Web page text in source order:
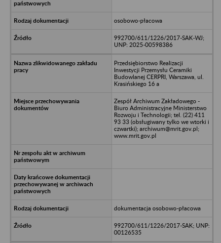
osobowo-płacowa
992700/611/1226/2017-SAK-WJ;
UNP: 2025-00598386
Przedsiębiorstwo Realizacji
Inwestycji Przemysłu Ceramiki
Budowlanej CERPRI, Warszawa, ul.
Krasińskiego 16 a
Zespół Archiwum Zakładowego -
Biuro Administracyjne Ministerstwo
Rozwoju i Technologii; tel. (22) 411
93 33 (obsługiwany tylko we wtorki i
czwartki); archiwum@mrit.gov.pl;
www.mrit.gov.pl
dokumentacja osobowo-płacowa
992700/611/1226/2017-SAK; UNP:
00126535